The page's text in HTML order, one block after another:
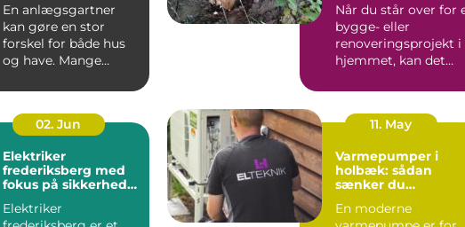
En anlægsgartner
kan gøre en stor
forskel for både hus
og have. Mange
omkring Koldin...
Når du står over for
bygge- eller
renoveringsprojekt i
hjemmet, kan det
hvor ...
02. Jun
Elektriker
frederiksberg med
fokus på sikkerhed
Elektriker
11. May
Varmepumper i
holbæk: sådan
sænker du
får et bedre
En moderne